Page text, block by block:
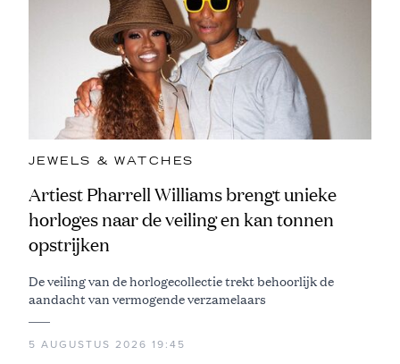
JEWELS & WATCHES
Artiest Pharrell Williams brengt unieke
horloges naar de veiling en kan tonnen
opstrijken
De veiling van de horlogecollectie trekt behoorlijk de
aandacht van vermogende verzamelaars
5 AUGUSTUS 2026 19:45